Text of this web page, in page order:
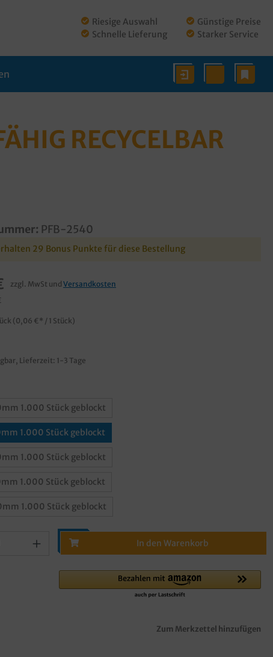
Riesige Auswahl
Schnelle Lieferung
Günstige Preise
Starker Service
RECYCELBAR
PFB-2540
29 Bonus Punkte für diese Bestellung
zzgl. MwSt und Versandkosten
(0,06 €* / 1 Stück)
Lieferzeit: 1-3 Tage
1.000 Stück geblockt
1.000 Stück geblockt
1.000 Stück geblockt
1.000 Stück geblockt
1.000 Stück geblockt
In den Warenkorb
Zum Merkzettel hinzufügen